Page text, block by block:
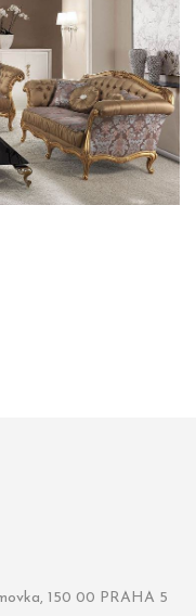
150 00 PRAHA 5